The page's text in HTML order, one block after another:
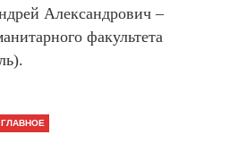
Александрович –
факультета